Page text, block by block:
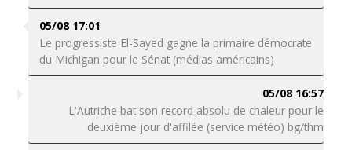
05/08 17:01
Le progressiste El-Sayed gagne la primaire démocrate
du Michigan pour le Sénat (médias américains)
05/08 16:57
L'Autriche bat son record absolu de chaleur pour le
deuxième jour d'affilée (service météo) bg/thm